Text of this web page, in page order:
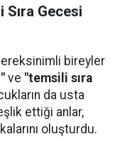
Gecesi
bireyler
ve "temsili sıra
da usta
ettiği anlar,
oluşturdu.